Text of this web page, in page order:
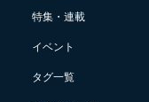
特集・連載
イベント
タグ一覧